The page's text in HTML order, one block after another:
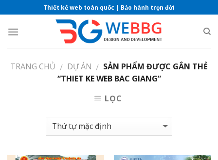
to
content
Thiết kế web toàn quốc | Bảo hành trọn đời
TRANG CHỦ / DỰ ÁN / SẢN PHẨM ĐƯỢC GẮN THẺ
“THIET KE WEB BAC GIANG”
LỌC